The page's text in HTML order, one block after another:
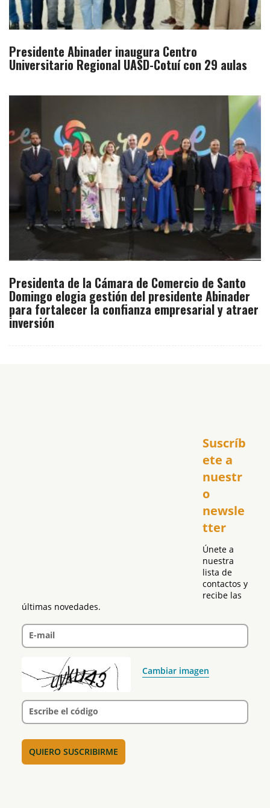
Presidente Abinader inaugura Centro
Universitario Regional UASD-Cotuí con 29 aulas
Presidenta de la Cámara de Comercio de Santo
Domingo elogia gestión del presidente Abinader
para fortalecer la confianza empresarial y atraer
inversión
Suscríb
ete a
nuestr
o
newsle
tter
Únete a
nuestra
lista de
contactos y
recibe las
últimas novedades.
E-mail
Cambiar imagen
Escribe el código